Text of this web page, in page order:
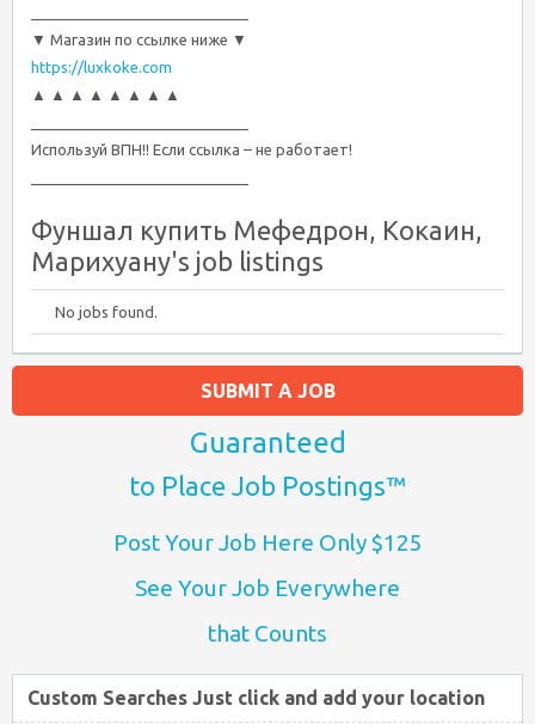
▼ Магазин по ссылке ниже ▼
https://luxkoke.com
▲ ▲ ▲ ▲ ▲ ▲ ▲ ▲
Используй ВПН!! Если ссылка – не работает!
Фуншал купить Мефедрон, Кокаин,
Марихуану's job listings
No jobs found.
SUBMIT A JOB
Guaranteed
to Place Job Postings™
Post Your Job Here Only $125
See Your Job Everywhere
that Counts
Custom Searches Just click and add your location